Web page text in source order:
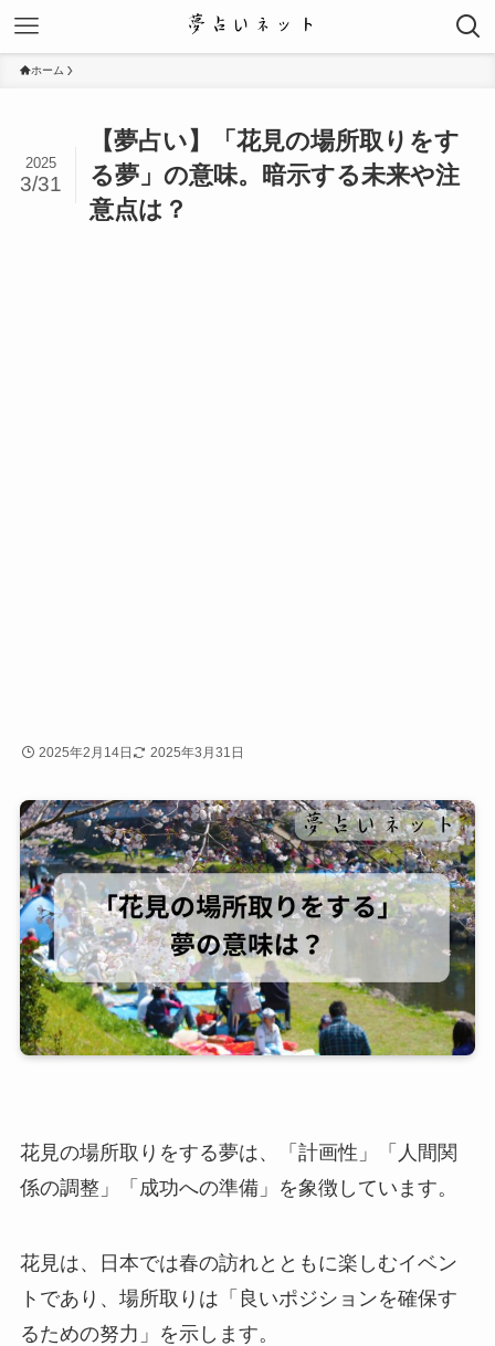
ホーム
【夢占い】「花見の場所取りをす
る夢」の意味。暗示する未来や注
意点は？
2025
3/31
2025年2月14日 2025年3月31日
花見の場所取りをする夢は、「計画性」「人間関
係の調整」「成功への準備」を象徴しています。
花見は、日本では春の訪れとともに楽しむイベン
トであり、場所取りは「良いポジションを確保す
るための努力」を示します。